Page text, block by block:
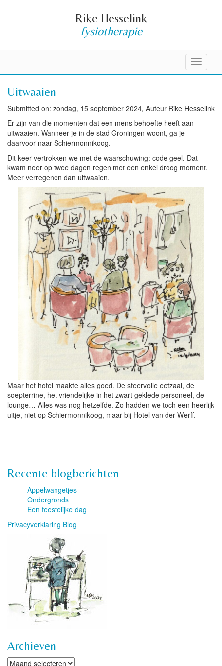
Rike Hesselink
fysiotherapie
Toggle
Uitwaaien
Submitted on: zondag, 15 september 2024, Auteur Rike Hesselink
Er zijn van die momenten dat een mens behoefte heeft aan
uitwaaien. Wanneer je in de stad Groningen woont, ga je
daarvoor naar Schiermonnikoog.
Dit keer vertrokken we met de waarschuwing: code geel. Dat
kwam neer op twee dagen regen met een enkel droog moment.
Meer verregenen dan uitwaaien.
Maar het hotel maakte alles goed. De sfeervolle eetzaal, de
soepterrine, het vriendelijke in het zwart geklede personeel, de
lounge… Alles was nog hetzelfde. Zo hadden we toch een heerlijk
uitje, niet op Schiermonnikoog, maar bij Hotel van der Werff.
Recente blogberichten
Appelwangetjes
Ondergronds
Een feestelijke dag
Privacyverklaring Blog
Archieven
Archieven